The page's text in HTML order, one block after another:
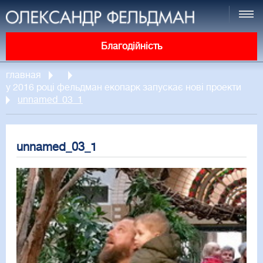
Благодійність
главная
у 2016 році фельдман екопарк запускає нові проекти
unnamed_03_1
unnamed_03_1